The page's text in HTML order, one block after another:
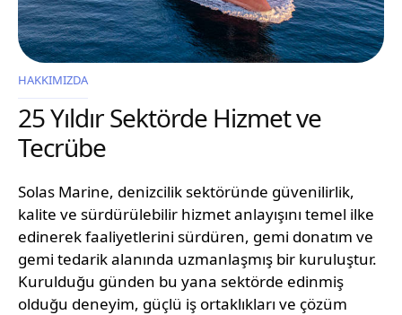
HAKKIMIZDA
25 Yıldır Sektörde Hizmet ve
Tecrübe
Solas Marine, denizcilik sektöründe güvenilirlik,
kalite ve sürdürülebilir hizmet anlayışını temel ilke
edinerek faaliyetlerini sürdüren, gemi donatım ve
gemi tedarik alanında uzmanlaşmış bir kuruluştur.
Kurulduğu günden bu yana sektörde edinmiş
olduğu deneyim, güçlü iş ortaklıkları ve çözüm